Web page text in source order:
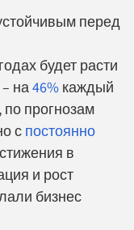
перед
будет расти
на46% каждый
по прогнозам
спостоянно
в
и рост
бизнес